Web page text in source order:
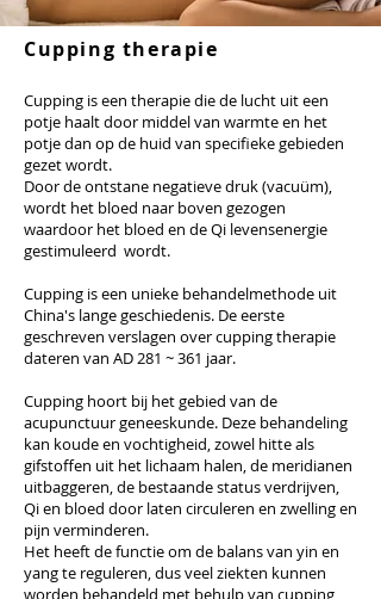
Cupping therapie
Cupping is een therapie die de lucht uit een
potje haalt door middel van warmte en het
potje dan op de huid van specifieke gebieden
gezet wordt.
Door de ontstane negatieve druk (vacuüm),
wordt het bloed naar boven gezogen
waardoor het bloed en de Qi levensenergie
gestimuleerd wordt.
Cupping is een unieke behandelmethode uit
China's lange geschiedenis. De eerste
geschreven verslagen over cupping therapie
dateren van AD 281 ~ 361 jaar.
Cupping hoort bij het gebied van de
acupunctuur geneeskunde. Deze behandeling
kan koude en vochtigheid, zowel hitte als
gifstoffen uit het lichaam halen, de meridianen
uitbaggeren, de bestaande status verdrijven,
Qi en bloed door laten circuleren en zwelling en
pijn verminderen.
Het heeft de functie om de balans van yin en
yang te reguleren, dus veel ziekten kunnen
worden behandeld met behulp van cupping